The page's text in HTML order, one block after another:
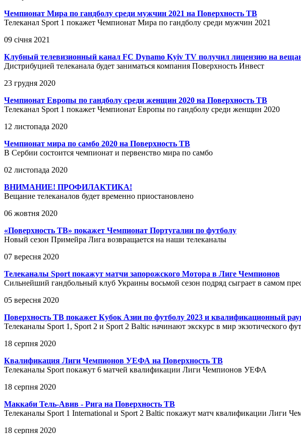
Чемпионат Мира по гандболу среди мужчин 2021 на Поверхность ТВ
Телеканал Sport 1 покажет Чемпионат Мира по гандболу среди мужчин 2021
09 січня 2021
Клубный телевизионный канал FC Dynamo Kyiv TV получил лицензию на
Дистрибуцией телеканала будет заниматься компания Поверхность Инвест
23 грудня 2020
Чемпионат Европы по гандболу среди женщин 2020 на Поверхность ТВ
Телеканал Sport 1 покажет Чемпионат Европы по гандболу среди женщин 2020
12 листопада 2020
Чемпионат мира по самбо 2020 на Поверхность ТВ
В Сербии состоится чемпионат и первенство мира по самбо
02 листопада 2020
ВНИМАНИЕ! ПРОФИЛАКТИКА!
Вещание телеканалов будет временно приостановлено
06 жовтня 2020
«Поверхность ТВ» покажет Чемпионат Португалии по футболу
Новый сезон Примейра Лига возвращается на наши телеканалы
07 вересня 2020
Телеканалы Sport покажут матчи запорожского Мотора в Лиге Чемпионов
Сильнейший гандбольный клуб Украины восьмой сезон подряд сыграет в самом
05 вересня 2020
Поверхность ТВ покажет Кубок Азии по футболу 2023 и квалификационный
Телеканалы Sport 1, Sport 2 и Sport 2 Baltic начинают экскурс в мир экзотического
18 серпня 2020
Квалификация Лиги Чемпионов УЕФА на Поверхность ТВ
Телеканалы Sport покажут 6 матчей квалификации Лиги Чемпионов УЕФА
18 серпня 2020
Маккаби Тель-Авив - Рига на Поверхность ТВ
Телеканалы Sport 1 International и Sport 2 Baltic покажут матч квалификации Лиги
18 серпня 2020